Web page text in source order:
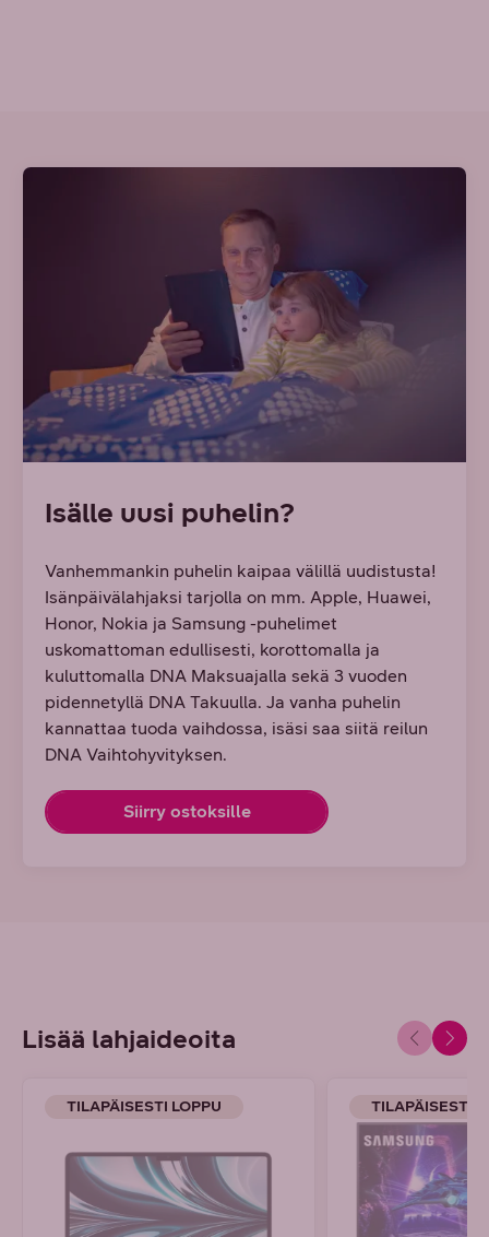
Isälle uusi puhelin?
Vanhemmankin puhelin kaipaa välillä uudistusta!
Isänpäivälahjaksi tarjolla on mm. Apple, Huawei,
Honor, Nokia ja Samsung -puhelimet
uskomattoman edullisesti, korottomalla ja
kuluttomalla DNA Maksuajalla sekä 3 vuoden
pidennetyllä DNA Takuulla. Ja vanha puhelin
kannattaa tuoda vaihdossa, isäsi saa siitä reilun
DNA Vaihtohyvityksen.
Siirry ostoksille
Lisää lahjaideoita
TILAPÄISESTI LOPPU TILAPÄISESTI